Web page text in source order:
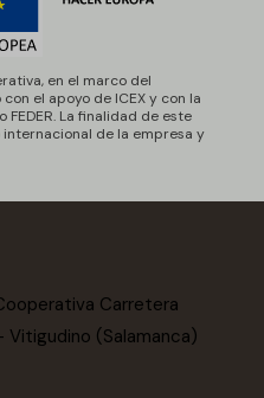
Carretera
Vitigudino (Salamanca)
en el marco del
con el apoyo de ICEX y con la
La finalidad de este
de la empresa y